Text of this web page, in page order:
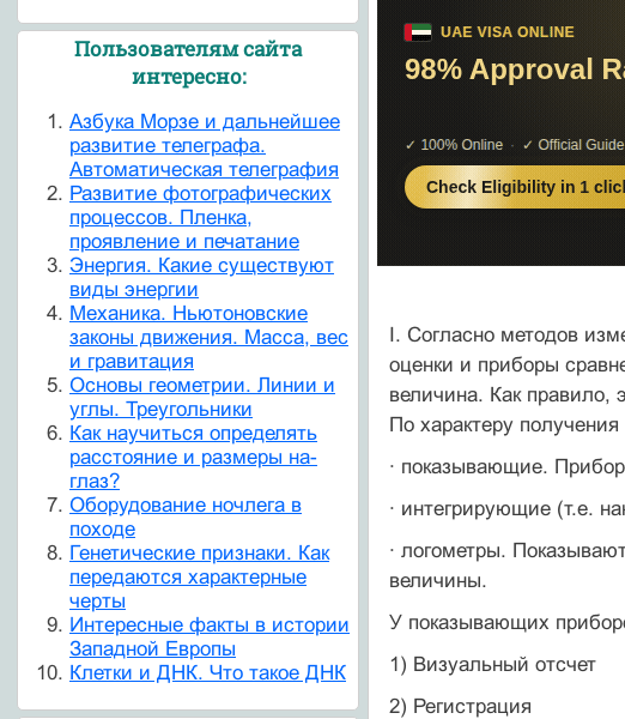
I. Согласно методов
оценки и приборы
величина. Как правило,
По характеру
· показывающие.
· интегрирующие (т.е.
· логометры.
величины.
У показывающих
1) Визуальный отсчет
2) Регистрация
Пользователям сайта
интересно:
Азбука Морзе и дальнейшее
развитие телеграфа.
Автоматическая телеграфия
Развитие фотографических
процессов. Пленка,
проявление и печатание
Энергия. Какие существуют
виды энергии
Механика. Ньютоновские
законы движения. Масса, вес
и гравитация
Основы геометрии. Линии и
углы. Треугольники
Как научиться определять
расстояние и размеры на-
глаз?
Оборудование ночлега в
походе
Генетические признаки. Как
передаются характерные
черты
Интересные факты в истории
Западной Европы
Клетки и ДНК. Что такое ДНК